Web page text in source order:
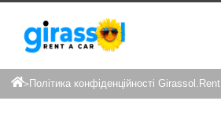
>Політика конфіденційності Girassol.Rent